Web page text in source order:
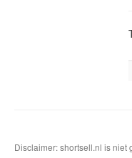
Disclaimer: shortsell.nl is niet